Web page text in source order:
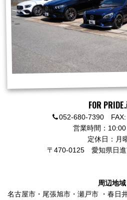
FOR
052-680-7390 FAX:
営業時間：
定休日：月
〒470-0125 愛知県日
周辺地域
名古屋市 ・ 尾張旭市 ・ 瀬戸市 ・ 春日